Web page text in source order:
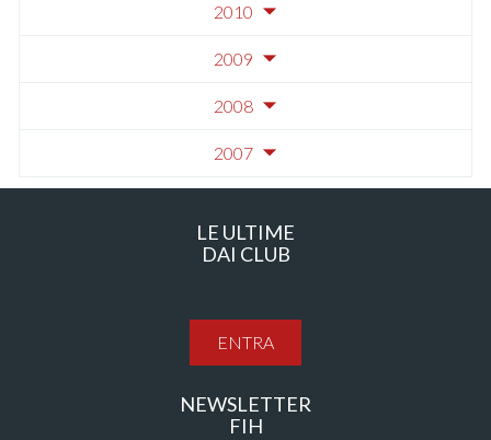
2010
2009
2008
2007
LE ULTIME
DAI CLUB
ENTRA
NEWSLETTER
FIH